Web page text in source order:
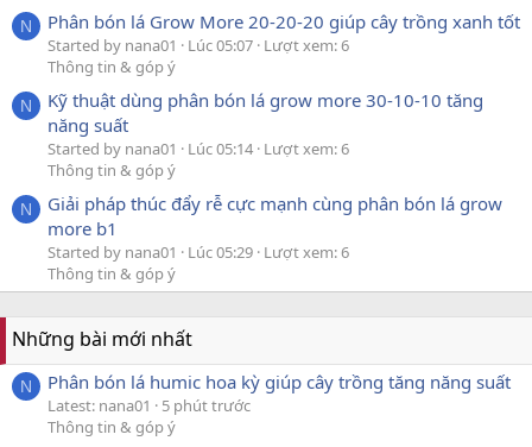
N Phân bón lá Grow More 20-20-20 giúp cây trồng xanh tốt
Started by nana01 Lúc 05:07 Lượt xem: 6
Thông tin & góp ý
N
Kỹ thuật dùng phân bón lá grow more 30-10-10 tăng
năng suất
Started by nana01 Lúc 05:14 Lượt xem: 6
Thông tin & góp ý
N
Giải pháp thúc đẩy rễ cực mạnh cùng phân bón lá grow
more b1
Started by nana01 Lúc 05:29 Lượt xem: 6
Thông tin & góp ý
Những bài mới nhất
N Phân bón lá humic hoa kỳ giúp cây trồng tăng năng suất
Latest: nana01
5 phút trước
Thông tin & góp ý